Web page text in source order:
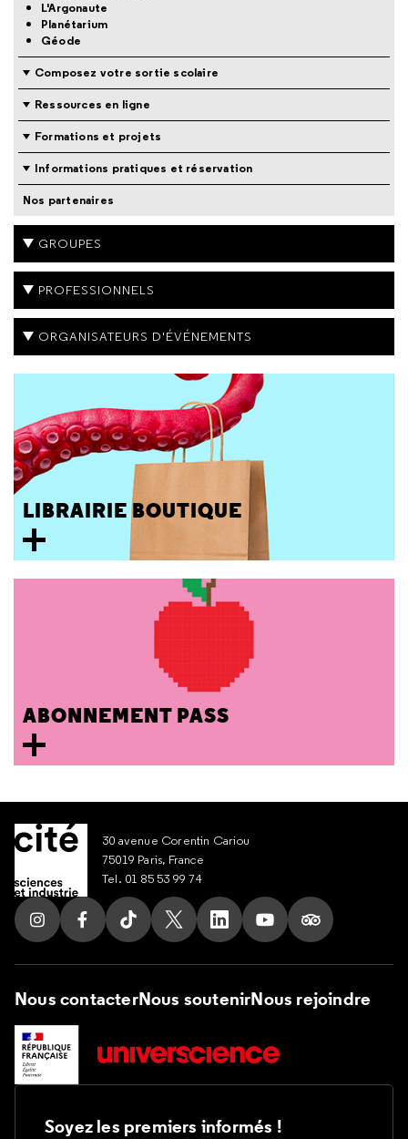
L'Argonaute
Planétarium
Géode
Composez votre sortie scolaire
Ressources en ligne
Formations et projets
Informations pratiques et réservation
Nos partenaires
GROUPES
PROFESSIONNELS
ORGANISATEURS D'ÉVÉNEMENTS
LIBRAIRIE BOUTIQUE
ABONNEMENT PASS
30 avenue Corentin Cariou
75019 Paris, France
Tel. 01 85 53 99 74
Suivez nous sur Instagram
Suivez nous sur Facebook
Suivez nous sur Tik Tok
Suivez nous sur X
Suivez nous sur LinkedIn
Suivez nous sur
Suivez nous
Nous contacterNous soutenirNous rejoindre
Soyez les premiers informés !